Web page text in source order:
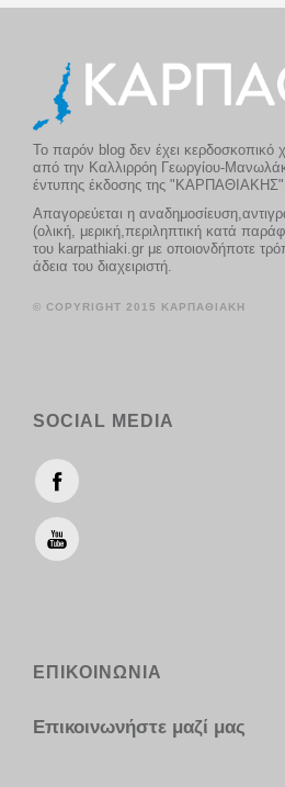
Το παρόν blog δεν έχει κερδοσκοπικό
από την Καλλιρρόη Γεωργίου-
έντυπης έκδοσης της
Απαγορεύεται η
(ολική, μερική,περιληπτική κατά
του karpathiaki.gr με οποιονδήποτε
άδεια του διαχειριστή.
© COPYRIGHT 2015 ΚΑΡΠΑΘΙΑΚΗ
SOCIAL MEDIA
ΕΠΙΚΟΙΝΩΝΙΑ
Επικοινωνήστε μαζί μας